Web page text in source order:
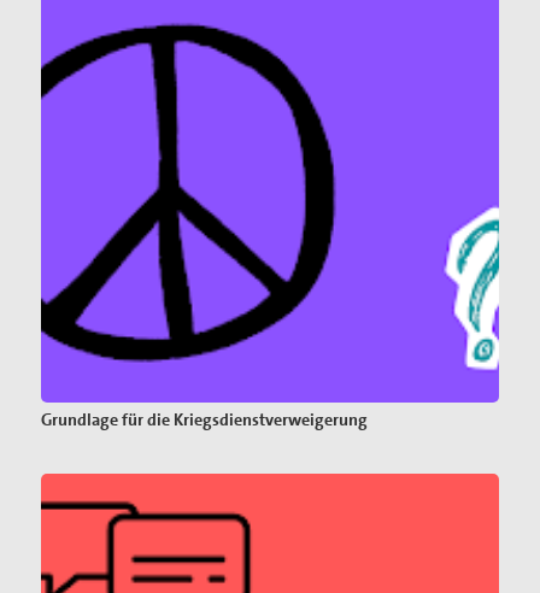
Grundlage für die Kriegsdienstverweigerung